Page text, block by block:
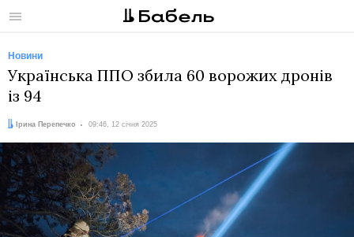
Меню
Новини
Українська ППО збила 60 ворожих дронів
із 94
Автор:
Ірина Перепечко
Дата: 09:46, 12 січня 2025